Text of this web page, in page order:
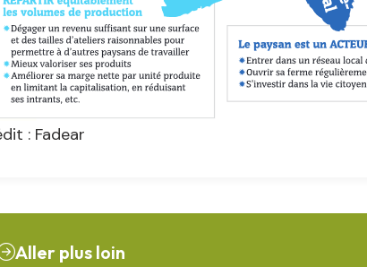
: Fadear
Aller plus loin